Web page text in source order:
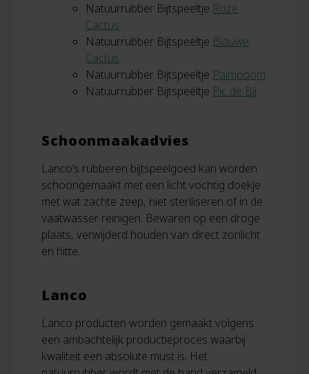
Natuurrubber Bijtspeeltje Roze
Cactus
Natuurrubber Bijtspeeltje Blauwe
Cactus
Natuurrubber Bijtspeeltje Palmboom
Natuurrubber Bijtspeeltje Pic de Bij
Schoonmaakadvies
Lanco’s rubberen bijtspeelgoed kan worden
schoongemaakt met een licht vochtig doekje
met wat zachte zeep, niet steriliseren of in de
vaatwasser reinigen. Bewaren op een droge
plaats, verwijderd houden van direct zonlicht
en hitte.
Lanco
Lanco producten worden gemaakt volgens
een ambachtelijk productieproces waarbij
kwaliteit een absolute must is. Het